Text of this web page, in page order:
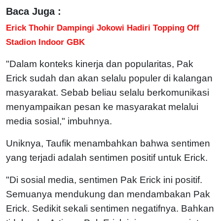
Baca Juga :
Erick Thohir Dampingi Jokowi Hadiri Topping Off
Stadion Indoor GBK
"Dalam konteks kinerja dan popularitas, Pak
Erick sudah dan akan selalu populer di kalangan
masyarakat. Sebab beliau selalu berkomunikasi
menyampaikan pesan ke masyarakat melalui
media sosial," imbuhnya.
Uniknya, Taufik menambahkan bahwa sentimen
yang terjadi adalah sentimen positif untuk Erick.
"Di sosial media, sentimen Pak Erick ini positif.
Semuanya mendukung dan mendambakan Pak
Erick. Sedikit sekali sentimen negatifnya. Bahkan